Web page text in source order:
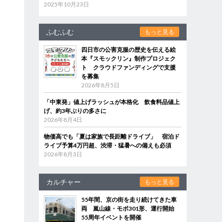
2025年10月23日
ふむふむ もっと見る
四日市の公害克服の歴史を伝える絵
本『スモックリン』制作プロジェク
ト クラウドファンディングで支援
を募集
2026年8月5日
「中東発」値上げラッシュが本格化 飲食料品値上
げ、約3年ぶりの多さに
2026年8月4日
物価高でも「夏は家族で長距離ドライブ」 宿泊ド
ライブ予算4万円超、渋滞・猛暑への備えも必須
2026年8月3日
カルチャー もっと見る
55年間、京の街を走り続けてきた車
両 嵐山線・モボ301形、運行開始
55周年イベントを開催